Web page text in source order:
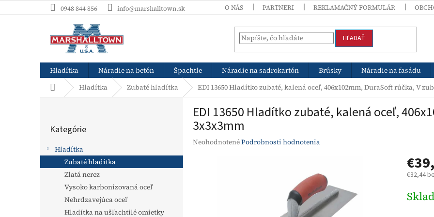
na
0948 844 856 info@marshalltown.sk O NÁS PARTNERI REKLAMAČNÝ FORMULÁR
HĽADAŤ
Hladítka Náradie na betón Špachtle Náradie na sadrokartón Brúsky Náradie na fasádu
DomovHladítka Zubaté hladítka EDI 13650 Hladítko zubaté, kalená oceľ, 406x102mm, DuraSoft rúčka, V
p
a
kategórie
Kategórie
Hladítka
Zubaté hladítka
Zlatá nerez
Vysoko karbonizovaná oceľ
Nehrdzavejúca oceľ
Hladítka na ušľachtilé omietky
EDI 13650 Hladítko zubaté, kalená oceľ,
3x3x3mm
Priemerné
NeohodnotenéPodrobnosti hodnotenia
€32,44
cena: